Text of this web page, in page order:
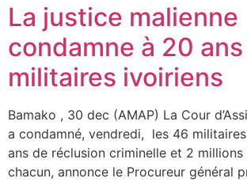
La justice malienne
condamne à 20
militaires ivoiriens
Bamako , 30 dec (AMAP) La Cour
a condamné, vendredi, les 46
ans de réclusion criminelle et 2 millions
chacun, annonce le Procureur général